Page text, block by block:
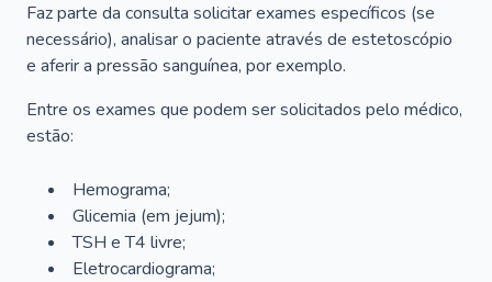
Faz parte da consulta solicitar exames específicos (se
necessário), analisar o paciente através de estetoscópio
e aferir a pressão sanguínea, por exemplo.
Entre os exames que podem ser solicitados pelo médico,
estão:
Hemograma;
Glicemia (em jejum);
TSH e T4 livre;
Eletrocardiograma;